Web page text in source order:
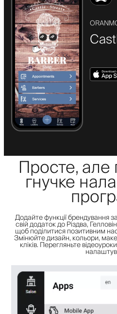
Просте, але
гнучке
Додайте функції брендування
свій додаток до Різдва,
щоб поділитися позитивним
Змінюйте дизайн, кольори,
кліків. Перегляньте